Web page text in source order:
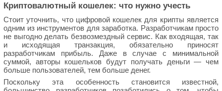
Криптовалютный кошелек: что нужно учесть
Стоит уточнить, что цифровой кошелек для крипты является
одним из инструментов для заработка. Разработчикам просто
не выгодно делать безвозмездный сервис. Как входящая, так
и исходящая транзакция, обязательно приносят
разработчикам прибыль. Даже в случае с минимальной
суммой, авторы кошельков будут получать деньги — чем
больше пользователей, тем больше денег.
Поскольку эта особенность становится известной,